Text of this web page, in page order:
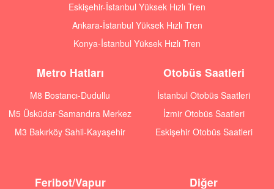
Eskişehir-İstanbul Yüksek Hızlı Tren
Ankara-İstanbul Yüksek Hızlı Tren
Konya-İstanbul Yüksek Hızlı Tren
Metro Hatları
M8 Bostancı-Dudullu
M5 Üsküdar-Samandıra Merkez
M3 Bakırköy Sahil-Kayaşehir
Otobüs Saatleri
İstanbul Otobüs Saatleri
İzmir Otobüs Saatleri
Eskişehir Otobüs Saatleri
Feribot/Vapur Diğer